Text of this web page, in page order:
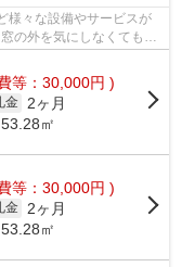
様々な設備やサービスが
の外を気にしなくてもい
等：30,000円 )
金
2ヶ月
㎡
等：30,000円 )
金
2ヶ月
㎡